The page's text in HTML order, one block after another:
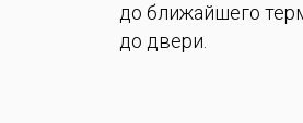
до ближайшего
до двери.